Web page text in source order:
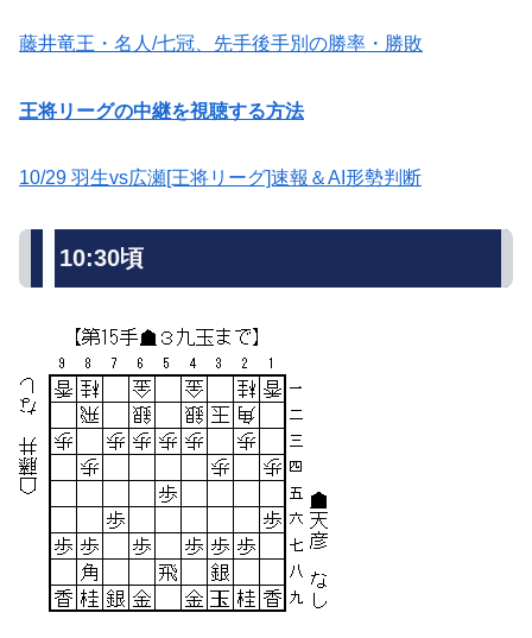
藤井竜王・名人/七冠、先手後手別の勝率・勝敗
王将リーグの中継を視聴する方法
10/29 羽生vs広瀬[王将リーグ]速報＆AI形勢判断
10:30頃